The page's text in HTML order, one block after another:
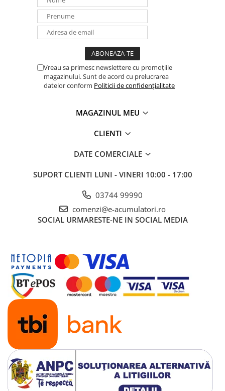
Vreau sa primesc newslettere cu promoțiile
magazinului. Sunt de acord cu prelucrarea
datelor conform Politicii de confidențialitate
MAGAZINUL MEU
CLIENTI
DATE COMERCIALE
SUPORT CLIENTI LUNI - VINERI 10:00 - 17:00
03744 99990
comenzi@e-acumulatori.ro
SOCIAL URMARESTE-NE IN SOCIAL MEDIA